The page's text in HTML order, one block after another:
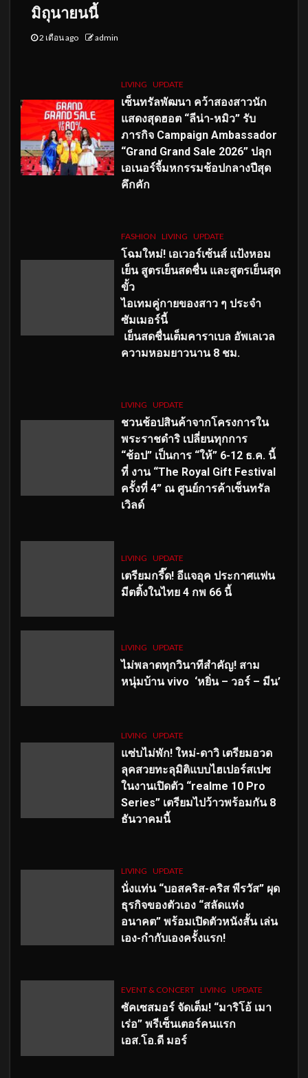
มิถุนายนนี้
2 เดือน ago admin
LIVING UPDATE
เซ็นทรัลพัฒนา คว้าสองสาวนัก
แสดงสุดฮอต “ลีน่า-หมิว” รับ
ภารกิจ Campaign Ambassador
“Grand Grand Sale 2026” ปลุก
เอเนอร์จี้มหกรรมช้อปกลางปีสุด
คึกคัก
FASHION LIVING UPDATE
โฉมใหม่! เอเวอร์เซ้นส์ แป้งหอม
เย็น สูตรเย็นสดชื่น และสูตรเย็นสุด
ขั้ว
ไอเทมคู่กายของสาว ๆ ประจำ
ซัมเมอร์นี้
เย็นสดชื่นเต็มคาราเบล อัพเลเวล
ความหอมยาวนาน 8 ชม.
LIVING UPDATE
ชวนช้อปสินค้าจากโครงการใน
พระราชดำริ เปลี่ยนทุกการ
“ช้อป” เป็นการ “ให้” 6-12 ธ.ค. นี้
ที่ งาน “The Royal Gift Festival
ครั้งที่ 4” ณ ศูนย์การค้าเซ็นทรัล
เวิลด์
LIVING UPDATE
เตรียมกรี๊ด! อีแจอุค ประกาศแฟน
มีตติ้งในไทย 4 กพ 66 นี้
LIVING UPDATE
ไม่พลาดทุกวินาทีสำคัญ! สาม
หนุ่มบ้าน vivo ‘หยิ่น – วอร์ – มีน’
LIVING UPDATE
แซ่บไม่พัก! ใหม่-ดาวิ เตรียมอวด
ลุคสวยทะลุมิติแบบไฮเปอร์สเปซ
ในงานเปิดตัว “realme 10 Pro
Series” เตรียมไปว้าวพร้อมกัน 8
ธันวาคมนี้
LIVING UPDATE
นั่งแท่น “บอสคริส-คริส พีรวัส” ผุด
ธุรกิจของตัวเอง “สลัดแห่ง
อนาคต” พร้อมเปิดตัวหนังสั้น เล่น
เอง-กำกับเองครั้งแรก!
EVENT & CONCERT LIVING UPDATE
ซัคเซสมอร์ จัดเต็ม! “มาริโอ้ เมา
เร่อ” พรีเซ็นเตอร์คนแรก
เอส.โอ.ดี มอร์